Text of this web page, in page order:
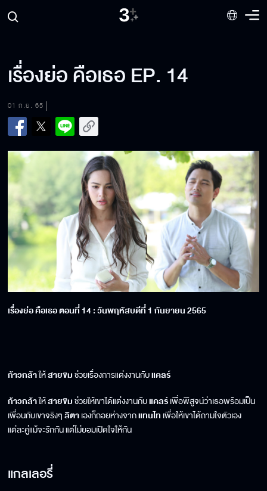
เรื่องย่อ คือเธอ EP. 14
01 ก.ย. 65
เรื่องย่อ คือเธอ ตอนที่ 14 : วันพฤหัสบดีที่ 1 กันยายน 2565
ก้าวกล้าให้สายขิมช่วยเรื่องการแต่งงานกับแคลร์
ก้าวกล้าให้สายขิมช่วยให้เขาได้แต่งงานกับแคลร์เพื่อพิสูจน์ว่าเธอพร้อมเป็น
เพื่อนกับเขาจริงๆลิตาเองก็ถอยห่างจากแทนไท เพื่อให้เขาได้ถามใจตัวเอง
แต่ละคู่แม้จะรักกัน แต่ไม่ยอมเปิดใจให้กัน
แกลเลอรี่